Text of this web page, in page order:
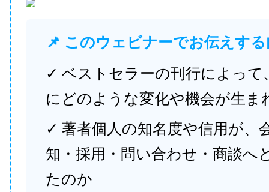
📌 このウェビナーでお伝えす
✓ ベストセラーの刊行によって
にどのような変化や機会が生ま
✓ 著者個人の知名度や信用が、
知・採用・問い合わせ・商談へ
たのか